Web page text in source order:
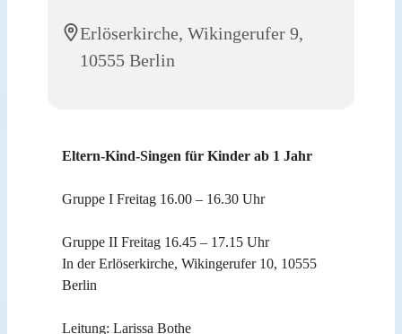
Erlöserkirche, Wikingerufer 9,
10555 Berlin
Eltern-Kind-Singen für Kinder ab 1 Jahr
Gruppe I Freitag 16.00 – 16.30 Uhr
Gruppe II Freitag 16.45 – 17.15 Uhr
In der Erlöserkirche, Wikingerufer 10, 10555
Berlin
Leitung: Larissa Bothe